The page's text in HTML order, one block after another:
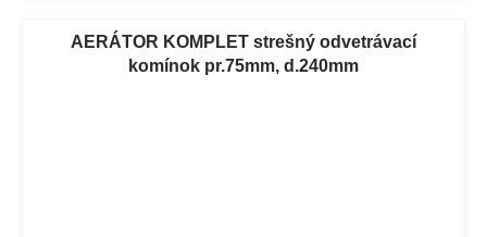
AERÁTOR KOMPLET strešný odvetrávací
komínok pr.75mm, d.240mm